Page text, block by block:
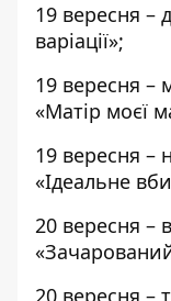
19 вересня –
варіації»;
19 вересня –
«Матір моєї
19 вересня –
«Ідеальне
20 вересня –
20 вересня –